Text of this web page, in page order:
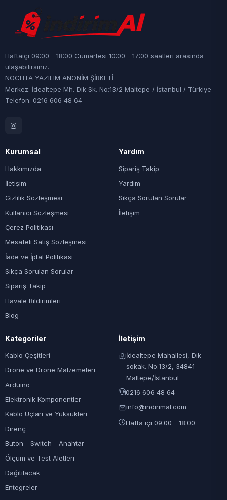
Haftaiçi 09:00 - 18:00 Cumartesi 10:00 - 17:00 saatleri arasında
ulaşabilirsiniz.
NOCHTA YAZILIM ANONİM ŞİRKETİ
Merkez: İdealtepe Mh. Dik Sk. No:13/2 Maltepe / İstanbul / Türkiye
Telefon: 0216 606 48 64
Kurumsal
Hakkımızda
İletişim
Gizlilik Sözleşmesi
Kullanıcı Sözleşmesi
Çerez Politikası
Mesafeli Satış Sözleşmesi
İade ve İptal Politikası
Sıkça Sorulan Sorular
Sipariş Takip
Havale Bildirimleri
Blog
Yardım
Sipariş Takip
Yardım
Sıkça Sorulan Sorular
İletişim
Kategoriler
Kablo Çeşitleri
Drone ve Drone Malzemeleri
Arduino
Elektronik Komponentler
Kablo Uçları ve Yüksükleri
Direnç
Buton - Switch - Anahtar
Ölçüm ve Test Aletleri
Dağıtılacak
Entegreler
İletişim
İdealtepe Mahallesi, Dik
sokak. No:13/2, 34841
Maltepe/İstanbul
0216 606 48 64
info@indirimal.com
Hafta içi 09:00 - 18:00